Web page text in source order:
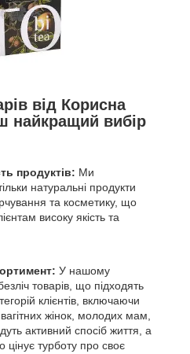
від Корисна
найкращий вибір
продуктів: Ми
натуральні продукти
та косметику, що
високу якість та
У нашому
товарів, що підходять
клієнтів, включаючи
жінок, молодих мам,
активний спосіб життя, а
цінує турботу про своє